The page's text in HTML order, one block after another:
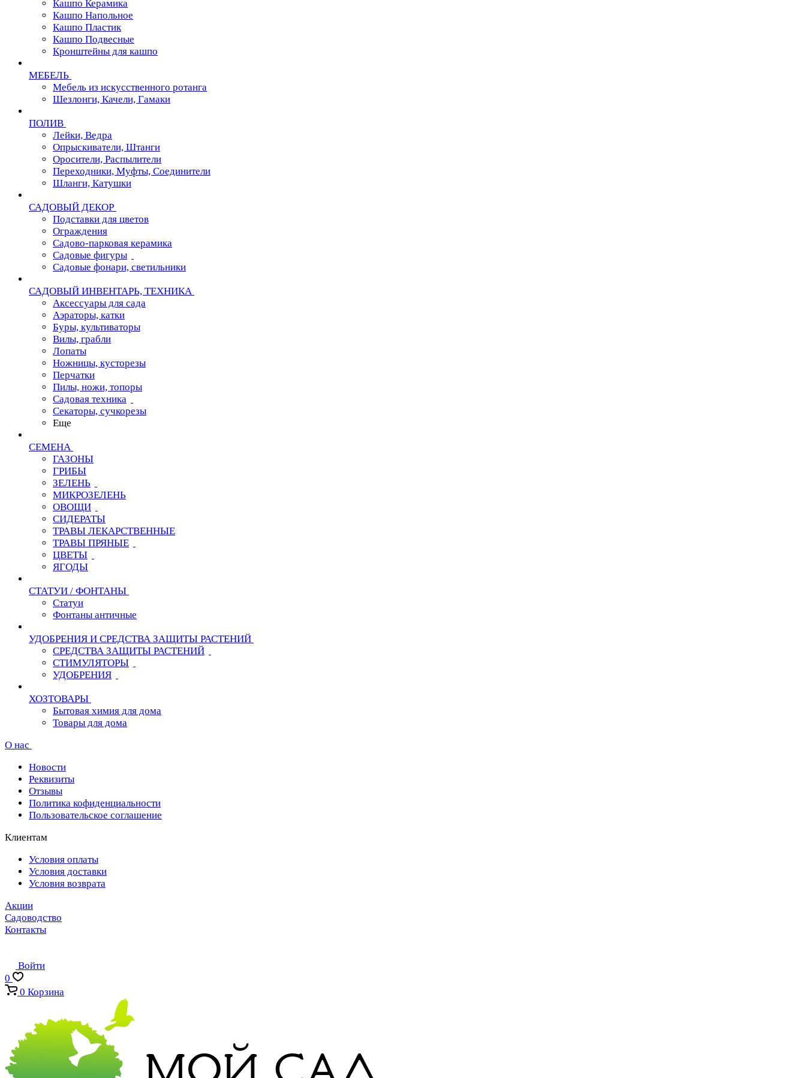
Кашпо Керамика
Кашпо Напольное
Кашпо Пластик
Кашпо Подвесные
Кронштейны для кашпо
МЕБЕЛЬ
Мебель из искусственного ротанга
Шезлонги, Качели, Гамаки
ПОЛИВ
Лейки, Ведра
Опрыскиватели, Штанги
Оросители, Распылители
Переходники, Муфты, Соединители
Шланги, Катушки
САДОВЫЙ ДЕКОР
Подставки для цветов
Ограждения
Садово-парковая керамика
Садовые фигуры
Садовые фонари, светильники
САДОВЫЙ ИНВЕНТАРЬ, ТЕХНИКА
Аксессуары для сада
Аэраторы, катки
Буры, культиваторы
Вилы, грабли
Лопаты
Ножницы, кусторезы
Перчатки
Пилы, ножи, топоры
Садовая техника
Секаторы, сучкорезы
Еще
СЕМЕНА
ГАЗОНЫ
ГРИБЫ
ЗЕЛЕНЬ
МИКРОЗЕЛЕНЬ
ОВОЩИ
СИДЕРАТЫ
ТРАВЫ ЛЕКАРСТВЕННЫЕ
ТРАВЫ ПРЯНЫЕ
ЦВЕТЫ
ЯГОДЫ
СТАТУИ / ФОНТАНЫ
Статуи
Фонтаны античные
УДОБРЕНИЯ И СРЕДСТВА ЗАЩИТЫ РАСТЕНИЙ
СРЕДСТВА ЗАЩИТЫ РАСТЕНИЙ
СТИМУЛЯТОРЫ
УДОБРЕНИЯ
ХОЗТОВАРЫ
Бытовая химия для дома
Товары для дома
О нас
Новости
Реквизиты
Отзывы
Политика кофиденциальности
Пользовательское соглашение
Клиентам
Условия оплаты
Условия доставки
Условия возврата
Акции
Садоводство
Контакты
Войти
0
0 Корзина